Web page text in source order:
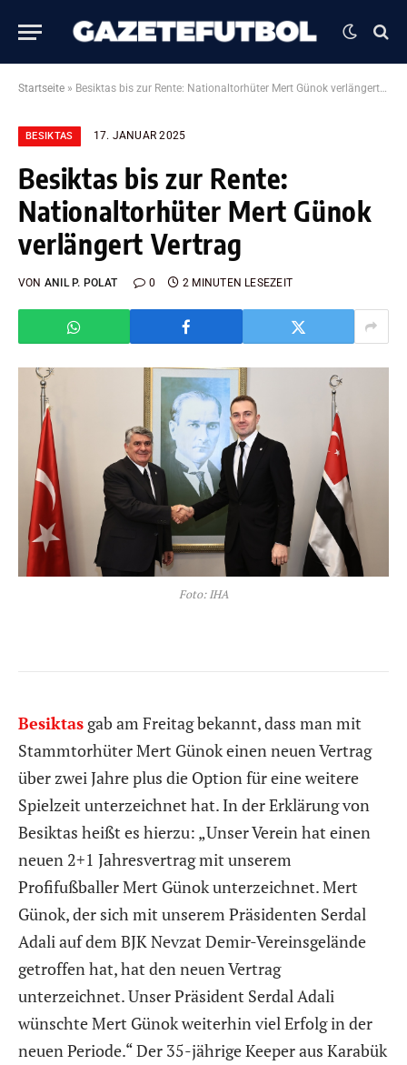
Startseite » Besiktas bis zur Rente: Nationaltorhüter Mert Günok verlängert Vertrag
BESIKTAS 17. JANUAR 2025
Besiktas bis zur Rente:
Nationaltorhüter Mert Günok
verlängert Vertrag
VON ANIL P. POLAT 0 2 MINUTEN LESEZEIT
Foto: IHA
Besiktas gab am Freitag bekannt, dass man mit
Stammtorhüter Mert Günok einen neuen Vertrag
über zwei Jahre plus die Option für eine weitere
Spielzeit unterzeichnet hat. In der Erklärung von
Besiktas heißt es hierzu: „Unser Verein hat einen
neuen 2+1 Jahresvertrag mit unserem
Profifußballer Mert Günok unterzeichnet. Mert
Günok, der sich mit unserem Präsidenten Serdal
Adali auf dem BJK Nevzat Demir-Vereinsgelände
getroffen hat, hat den neuen Vertrag
unterzeichnet. Unser Präsident Serdal Adali
wünschte Mert Günok weiterhin viel Erfolg in der
neuen Periode.“ Der 35-jährige Keeper aus Karabük